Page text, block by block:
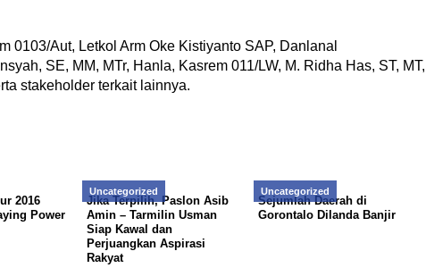
0103/Aut, Letkol Arm Oke Kistiyanto SAP, Danlanal
SE, MM, MTr, Hanla, Kasrem 011/LW, M. Ridha Has, ST, MT,
stakeholder terkait lainnya.
2016
Power
Uncategorized
Jika Terpilih, Paslon Asib
Amin – Tarmilin Usman
Siap Kawal dan
Perjuangkan Aspirasi
Rakyat
Uncategorized
Sejumlah Daerah di
Gorontalo Dilanda Banjir